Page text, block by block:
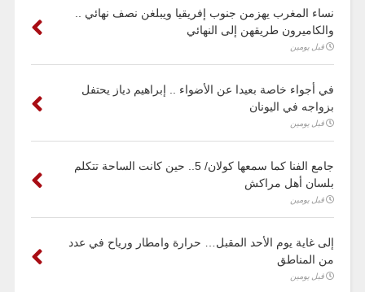
نساء المغرب يهزمن جنوب إفريقيا ويبلغن نصف نهائي ..
والكاميرون طريقهن إلى النهائي
قبل يومين
في أجواء خاصة بعيدا عن الأضواء .. إبراهيم دياز يحتفل
بزواجه في اليونان
قبل يومين
جامع الفنا كما سمعها كولان/ 5.. حين كانت الساحة تتكلم
بلسان أهل مراكش
قبل يومين
إلى غاية يوم الأحد المقبل… حرارة وامطار ورياح في عدد
من المناطق
قبل يومين